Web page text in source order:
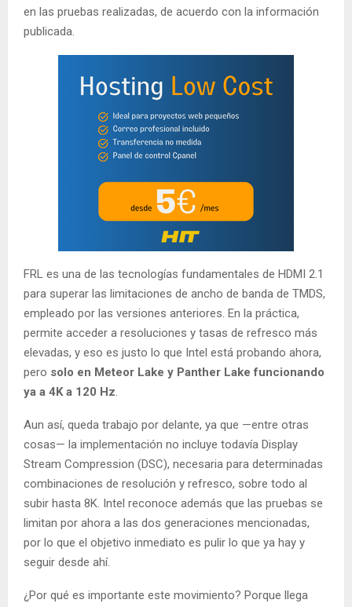
en las pruebas realizadas, de acuerdo con la información
publicada.
FRL es una de las tecnologías fundamentales de HDMI 2.1
para superar las limitaciones de ancho de banda de TMDS,
empleado por las versiones anteriores. En la práctica,
permite acceder a resoluciones y tasas de refresco más
elevadas, y eso es justo lo que Intel está probando ahora,
pero solo en Meteor Lake y Panther Lake funcionando
ya a 4K a 120 Hz.
Aun así, queda trabajo por delante, ya que —entre otras
cosas— la implementación no incluye todavía Display
Stream Compression (DSC), necesaria para determinadas
combinaciones de resolución y refresco, sobre todo al
subir hasta 8K. Intel reconoce además que las pruebas se
limitan por ahora a las dos generaciones mencionadas,
por lo que el objetivo inmediato es pulir lo que ya hay y
seguir desde ahí.
¿Por qué es importante este movimiento? Porque llega